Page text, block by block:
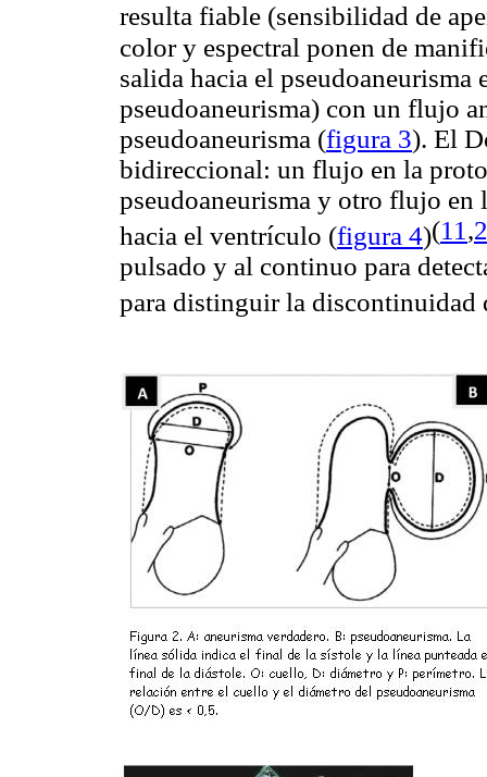
resulta fiable (sensibilidad de
color y espectral ponen de
salida hacia el
pseudoaneurisma) con un flujo
pseudoaneurisma (figura 3). El
bidireccional: un flujo en la
pseudoaneurisma y otro flujo en
hacia el ventrículo (figura 4)(11 ,
pulsado y al continuo para
para distinguir la discontinuidad